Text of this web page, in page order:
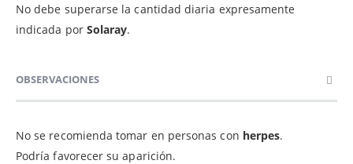
No debe superarse la cantidad diaria expresamente
indicada por Solaray.
OBSERVACIONES
No se recomienda tomar en personas con herpes.
Podría favorecer su aparición.